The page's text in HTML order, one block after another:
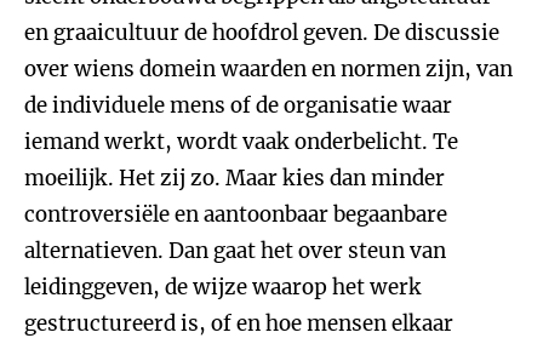
en graaicultuur de hoofdrol geven. De discussie
over wiens domein waarden en normen zijn, van
de individuele mens of de organisatie waar
iemand werkt, wordt vaak onderbelicht. Te
moeilijk. Het zij zo. Maar kies dan minder
controversiële en aantoonbaar begaanbare
alternatieven. Dan gaat het over steun van
leidinggeven, de wijze waarop het werk
gestructureerd is, of en hoe mensen elkaar